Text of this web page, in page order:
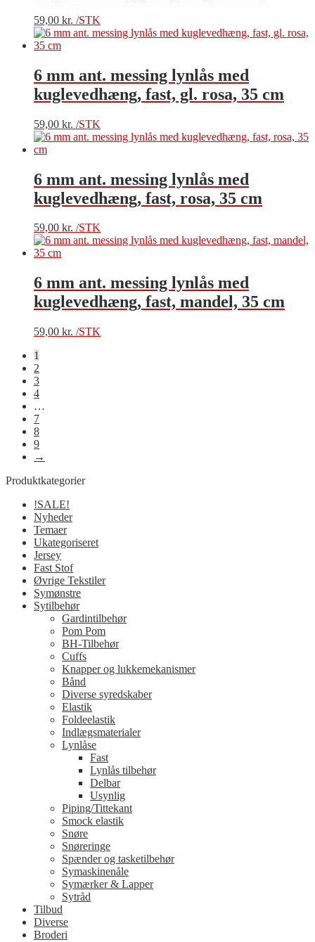
59,00 kr. /STK
6 mm ant. messing lynlås med
kuglevedhæng, fast, gl. rosa, 35 cm
59,00 kr. /STK
6 mm ant. messing lynlås med
kuglevedhæng, fast, rosa, 35 cm
59,00 kr. /STK
6 mm ant. messing lynlås med
kuglevedhæng, fast, mandel, 35 cm
59,00 kr. /STK
1
2
3
4
…
7
8
9
→
Produktkategorier
!SALE!
Nyheder
Temaer
Ukategoriseret
Jersey
Fast Stof
Øvrige Tekstiler
Symønstre
Sytilbehør
Gardintilbehør
Pom Pom
BH-Tilbehør
Cuffs
Knapper og lukkemekanismer
Bånd
Diverse syredskaber
Elastik
Foldeelastik
Indlægsmaterialer
Lynlåse
Fast
Lynlås tilbehør
Delbar
Usynlig
Piping/Tittekant
Smock elastik
Snøre
Snøreringe
Spænder og tasketilbehør
Symaskinenåle
Symærker & Lapper
Sytråd
Tilbud
Diverse
Broderi